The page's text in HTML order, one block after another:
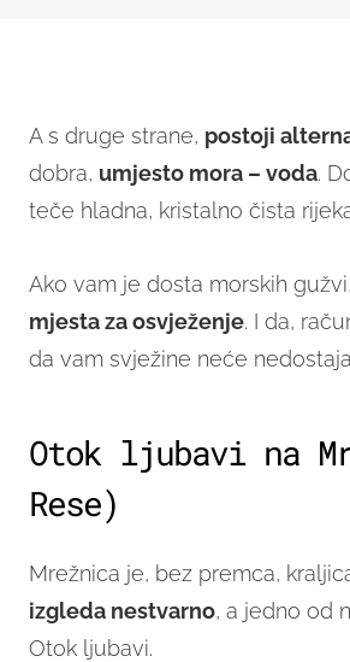
A s druge strane, postoji
dobra, umjesto mora – voda.
teče hladna, kristalno čista
Ako vam je dosta morskih
mjesta za osvježenje. I da,
da vam svježine neće
Otok ljubavi na
Rese)
Mrežnica je, bez premca,
izgleda nestvarno, a jedno od
Otok ljubavi.